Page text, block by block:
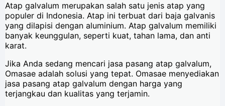
Atap galvalum merupakan salah satu jenis atap yang
populer di Indonesia. Atap ini terbuat dari baja galvanis
yang dilapisi dengan aluminium. Atap galvalum memiliki
banyak keunggulan, seperti kuat, tahan lama, dan anti
karat.
Jika Anda sedang mencari jasa pasang atap galvalum,
Omasae adalah solusi yang tepat. Omasae menyediakan
jasa pasang atap galvalum dengan harga yang
terjangkau dan kualitas yang terjamin.